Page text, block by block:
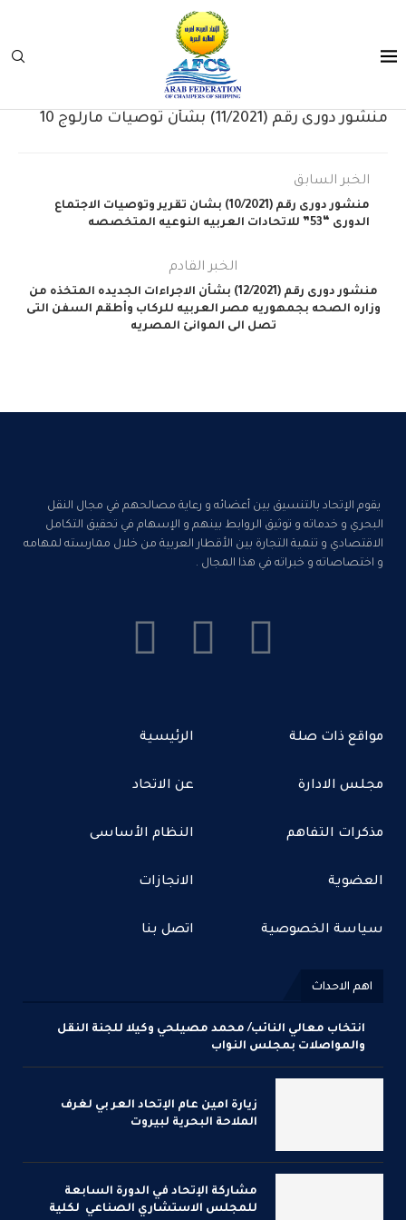
منشور دورى رقم (11/2021) بشأن توصيات مارلوج 10
الخبر السابق
منشور دورى رقم (10/2021) بشان تقرير وتوصيات الاجتماع
الدورى “53” للاتحادات العربيه النوعيه المتخصصه
الخبر القادم
منشور دورى رقم (12/2021) بشأن الاجراءات الجديده المتخذه من
وزاره الصحه بجمهوريه مصر العربيه للركاب وأطقم السفن التى
تصل الى الموانئ المصريه
يقوم الإتحاد بالتنسيق بين أعضائه و رعاية مصالحهم في مجال النقل
البحري و خدماته و توثيق الروابط بينهم و الإسهام في تحقيق التكامل
الاقتصادي و تنمية التجارة بين الأقطار العربية من خلال ممارسته لمهامه
و اختصاصاته و خبراته في هذا المجال .
مواقع ذات صلة الرئيسية
مجلس الادارة عن الاتحاد
مذكرات التفاهم النظام الأساسى
العضوية الانجازات
سياسة الخصوصية اتصل بنا
اهم الاحداث
انتخاب معالي النائب/ محمد مصيلحي وكيلا للجنة النقل
والمواصلات بمجلس النواب
زيارة امين عام الإتحاد العر بي لغرف
الملاحة البحرية لبيروت
مشاركة الإتحاد في الدورة السابعة
للمجلس الاستشاري الصناعي لكلية